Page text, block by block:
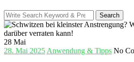
Search
for:
Search
28 Mai
28. Mai 2025 Anwendung & Tipps No